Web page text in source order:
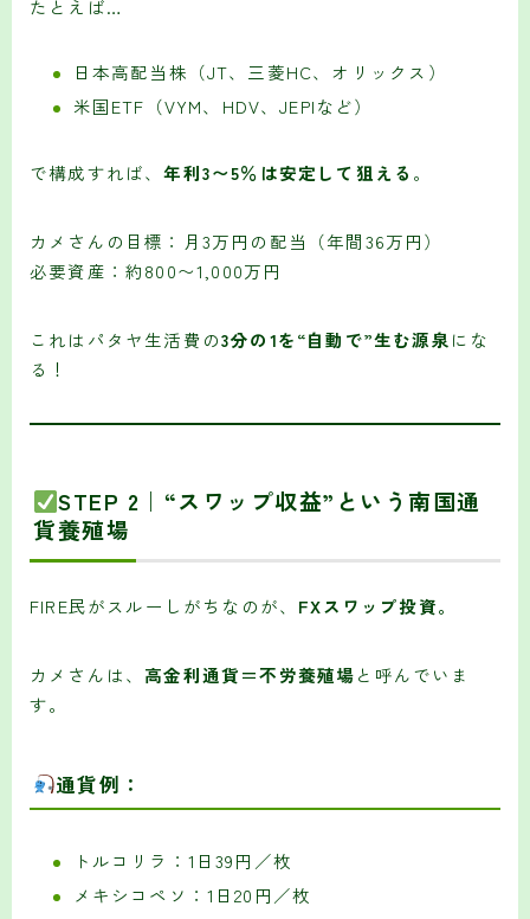
たとえば…
日本高配当株（JT、三菱HC、オリックス）
米国ETF（VYM、HDV、JEPIなど）
で構成すれば、年利3〜5％は安定して狙える 。
カメさんの目標：月3万円の配当（年間36万円）
必要資産：約800〜1,000万円
これはパタヤ生活費の3分の1を“自動で”生む源泉にな
る！
STEP 2｜“スワップ収益”という南国通
貨養殖場
FIRE民がスルーしがちなのが、 FXスワップ投資。
カメさんは、 高金利通貨＝不労養殖場と呼んでいま
す。
通貨例：
トルコリラ：1日39円／枚
メキシコペソ：1日20円／枚